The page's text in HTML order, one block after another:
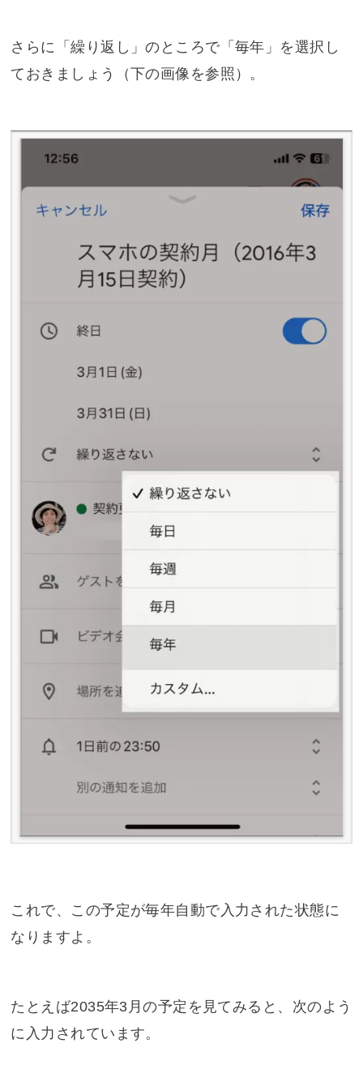
さらに「繰り返し」のところで「毎年」を選択し
ておきましょう（下の画像を参照）。
これで、この予定が毎年自動で入力された状態に
なりますよ。
たとえば2035年3月の予定を見てみると、次のよう
に入力されています。